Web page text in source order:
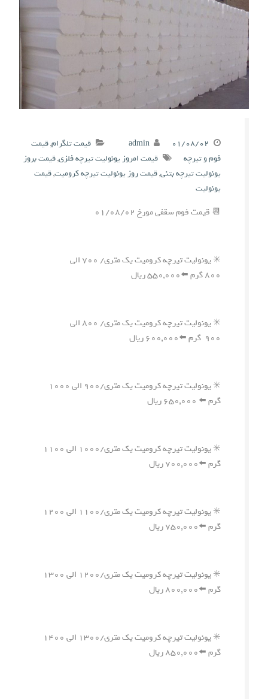
۰۱/۰۸/۰۲ admin قیمت تلگرام,قیمت
فوم و تیرچه
قیمت امروز یونولیت تیرچه فلزی,قیمت بروز
یونولیت تیرچه بتنی,قیمت روز یونولیت تیرچه کرومیت,قیمت
یونولیت
📆 قیمت فوم سقفی مورخ ۰۱/۰۸/۰۲
✳️ یونولیت تیرچه کرومیت یک متری/ ۷۰۰ الی
۸۰۰ گرم ⬅️۵۵۰,۰۰۰ ریال
✳️ یونولیت تیرچه کرومیت یک متری/ ۸۰۰ الی
۹۰۰ گرم ⬅️۶۰۰,۰۰۰ ریال
✳️ یونولیت تیرچه کرومیت یک متری/۹۰۰ الی ۱۰۰۰
گرم ⬅️ ۶۵۰,۰۰۰ ریال
✳️ یونولیت تیرچه کرومیت یک متری/۱۰۰۰ الی ۱۱۰۰
گرم ⬅️۷۰۰,۰۰۰ ریال
✳️ یونولیت تیرچه کرومیت یک متری/۱۱۰۰ الی ۱۲۰۰
گرم ⬅️۷۵۰,۰۰۰ ریال
✳️ یونولیت تیرچه کرومیت یک متری/۱۲۰۰ الی ۱۳۰۰
گرم ⬅️۸۰۰,۰۰۰ ریال
✳️ یونولیت تیرچه کرومیت یک متری/۱۳۰۰ الی ۱۴۰۰
گرم ⬅️۸۵۰,۰۰۰ ریال